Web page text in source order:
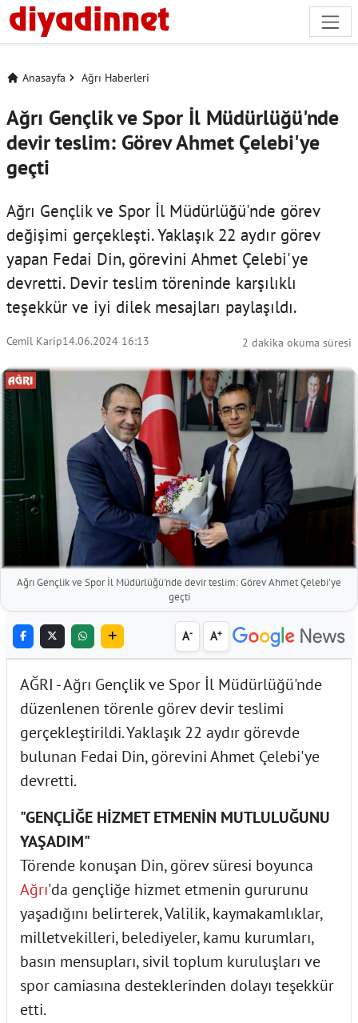
Anasayfa Ağrı Haberleri
Ağrı Gençlik ve Spor İl Müdürlüğü'nde
devir teslim: Görev Ahmet Çelebi'ye
geçti
Ağrı Gençlik ve Spor İl Müdürlüğü'nde görev
değişimi gerçekleşti. Yaklaşık 22 aydır görev
yapan Fedai Din, görevini Ahmet Çelebi'ye
devretti. Devir teslim töreninde karşılıklı
teşekkür ve iyi dilek mesajları paylaşıldı.
Cemil Karip14.06.2024 16:13 2 dakika okuma süresi
Ağrı Gençlik ve Spor İl Müdürlüğü'nde devir teslim: Görev Ahmet Çelebi'ye
geçti
A- A+
AĞRI - Ağrı Gençlik ve Spor İl Müdürlüğü'nde
düzenlenen törenle görev devir teslimi
gerçekleştirildi. Yaklaşık 22 aydır görevde
bulunan Fedai Din, görevini Ahmet Çelebi'ye
devretti.
"GENÇLİĞE HİZMET ETMENİN MUTLULUĞUNU
YAŞADIM"
Törende konuşan Din, görev süresi boyunca
Ağrı'da gençliğe hizmet etmenin gururunu
yaşadığını belirterek, Valilik, kaymakamlıklar,
milletvekilleri, belediyeler, kamu kurumları,
basın mensupları, sivil toplum kuruluşları ve
spor camiasına desteklerinden dolayı teşekkür
etti.